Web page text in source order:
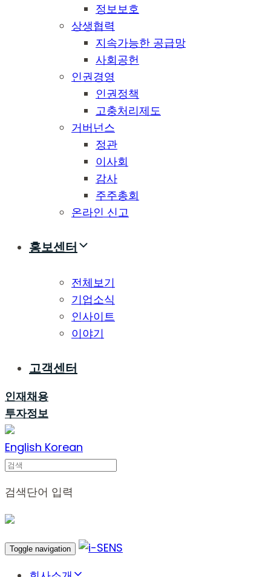
정보보호
상생협력
지속가능한 공급망
사회공헌
인권경영
인권정책
고충처리제도
거버넌스
정관
이사회
감사
주주총회
온라인 신고
홍보센터
전체보기
기업소식
인사이트
이야기
고객센터
인재채용
투자정보
English Korean
Search
검색단어 입력
Toggle navigation